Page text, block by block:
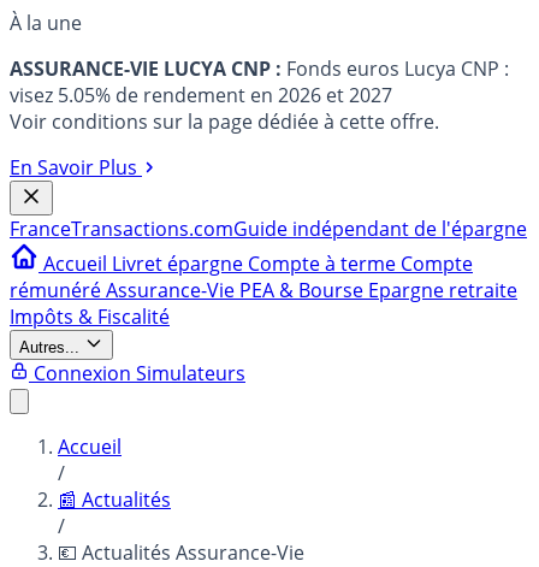
À la une
ASSURANCE-VIE LUCYA CNP : Fonds euros Lucya CNP :
visez 5.05% de rendement en 2026 et 2027
Voir conditions sur la page dédiée à cette offre.
En Savoir Plus
FranceTransactions.comGuide indépendant de l'épargne
Accueil Livret épargne Compte à terme Compte
rémunéréAssurance-Vie PEA & Bourse Epargne retraite
Impôts & Fiscalité
Autres...
Connexion Simulateurs
Accueil
/
📰 Actualités
/
💶 Actualités Assurance-Vie